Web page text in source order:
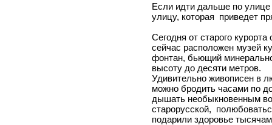
Если идти дальше по
улицу, которая приведет
Сегодня от старого
сейчас расположен музей
фонтан, бьющий
высоту до десяти метров.
Удивительно живописен в
можно бродить часами по
дышать необыкновенным
старорусской,
подарили здоровье